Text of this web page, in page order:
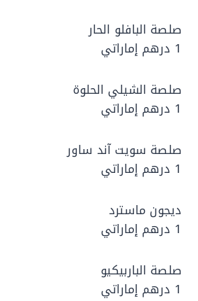
صلصة البافلو الحار
1 درهم إماراتي
صلصة الشيلي الحلوة
1 درهم إماراتي
صلصة سويت آند ساور
1 درهم إماراتي
ديجون ماسترد
1 درهم إماراتي
صلصة الباربيكيو
1 درهم إماراتي